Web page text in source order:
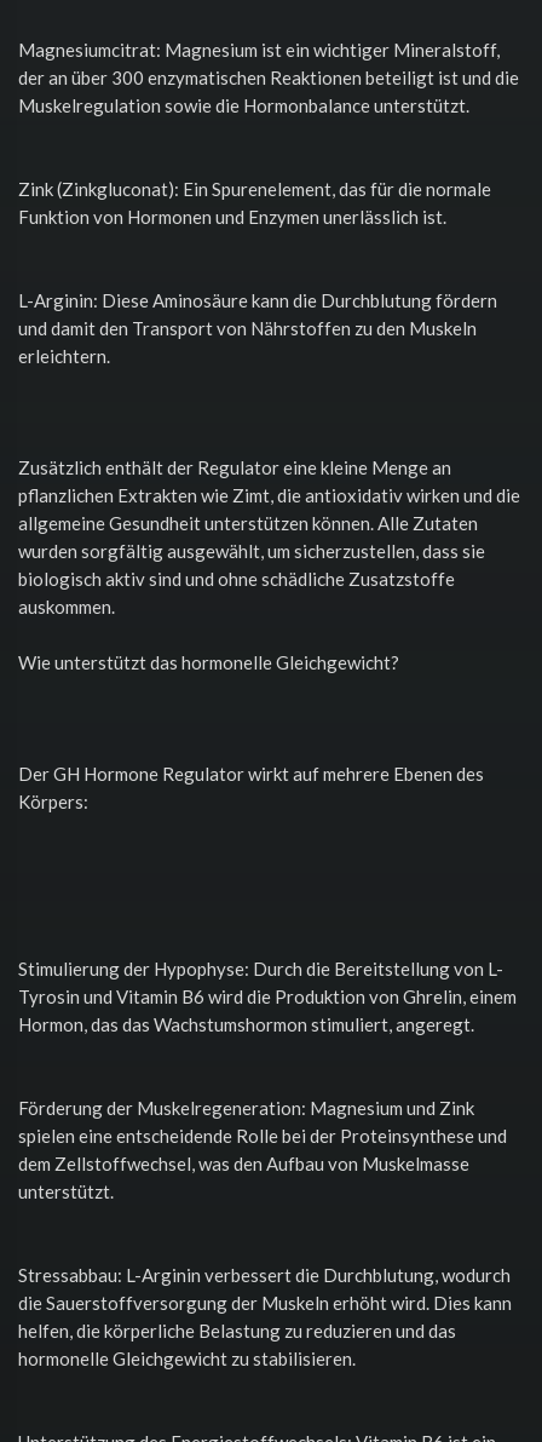
Magnesiumcitrat: Magnesium ist ein wichtiger Mineralstoff,
der an über 300 enzymatischen Reaktionen beteiligt ist und die
Muskelregulation sowie die Hormonbalance unterstützt.
Zink (Zinkgluconat): Ein Spurenelement, das für die normale
Funktion von Hormonen und Enzymen unerlässlich ist.
L-Arginin: Diese Aminosäure kann die Durchblutung fördern
und damit den Transport von Nährstoffen zu den Muskeln
erleichtern.
Zusätzlich enthält der Regulator eine kleine Menge an
pflanzlichen Extrakten wie Zimt, die antioxidativ wirken und die
allgemeine Gesundheit unterstützen können. Alle Zutaten
wurden sorgfältig ausgewählt, um sicherzustellen, dass sie
biologisch aktiv sind und ohne schädliche Zusatzstoffe
auskommen.
Wie unterstützt das hormonelle Gleichgewicht?
Der GH Hormone Regulator wirkt auf mehrere Ebenen des
Körpers:
Stimulierung der Hypophyse: Durch die Bereitstellung von L-
Tyrosin und Vitamin B6 wird die Produktion von Ghrelin, einem
Hormon, das das Wachstumshormon stimuliert, angeregt.
Förderung der Muskelregeneration: Magnesium und Zink
spielen eine entscheidende Rolle bei der Proteinsynthese und
dem Zellstoffwechsel, was den Aufbau von Muskelmasse
unterstützt.
Stressabbau: L-Arginin verbessert die Durchblutung, wodurch
die Sauerstoffversorgung der Muskeln erhöht wird. Dies kann
helfen, die körperliche Belastung zu reduzieren und das
hormonelle Gleichgewicht zu stabilisieren.